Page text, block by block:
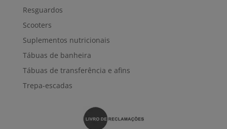
Resguardos
Scooters
Suplementos nutricionais
Tábuas de banheira
Tábuas de transferência e afins
Trepa-escadas